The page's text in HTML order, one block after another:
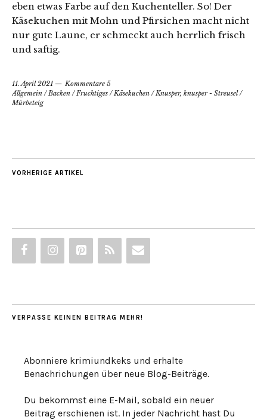
eben etwas Farbe auf den Kuchenteller. So! Der
Käsekuchen mit Mohn und Pfirsichen macht nicht
nur gute Laune, er schmeckt auch herrlich frisch
und saftig.
11. April 2021
Kommentare 5
Allgemein /Backen /Fruchtiges /Käsekuchen /Knusper, knusper - Streusel/
Mürbeteig
VORHERIGE ARTIKEL
VERPASSE KEINEN BEITRAG MEHR!
Abonniere krimiundkeks und erhalte
Benachrichungen über neue Blog-Beiträge.
Du bekommst eine E-Mail, sobald ein neuer
Beitrag erschienen ist. In jeder Nachricht hast Du